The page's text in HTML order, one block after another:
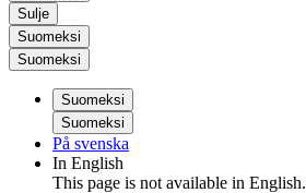
Sulje
Suomeksi
Suomeksi
Suomeksi
Suomeksi
På svenska
In English
This page is not available in English.